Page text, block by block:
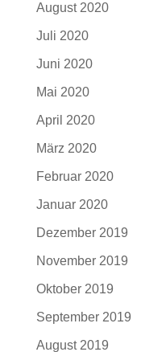
August 2020
Juli 2020
Juni 2020
Mai 2020
April 2020
März 2020
Februar 2020
Januar 2020
Dezember 2019
November 2019
Oktober 2019
September 2019
August 2019